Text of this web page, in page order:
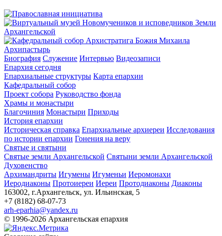
Архипастырь
Биография Служение Интервью Видеозаписи
Епархия сегодня
Епархиальные структуры Карта епархии
Кафедральный собор
Проект собора Руководство фонда
Храмы и монастыри
Благочиния Монастыри Приходы
История епархии
Историческая справка Епархиальные архиереи Исследования
по истории епархии Гонения на веру
Святые и святыни
Святые земли Архангельской Святыни земли Архангельской
Духовенство
Архимандриты Игумены Игуменьи Иеромонахи
Иеродиаконы Протоиереи Иереи Протодиаконы Диаконы
163002, г.Архангельск, ул. Ильинская, 5
+7 (8182) 68-07-73
arh-eparhia@yandex.ru
© 1996-2026 Архангельская епархия